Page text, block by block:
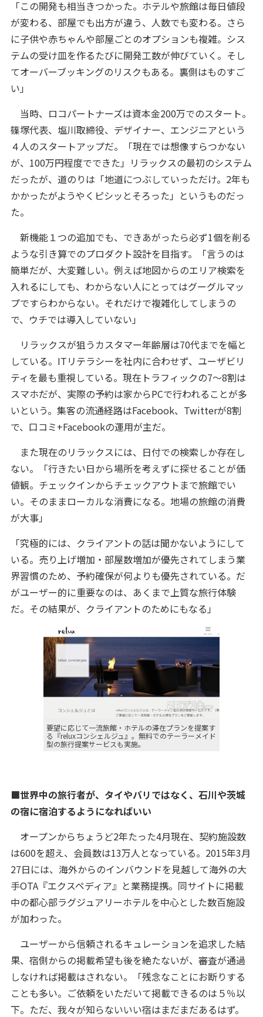
「この開発も相当きつかった。ホテルや旅館は毎日値段
が変わる、部屋でも出方が違う、人数でも変わる。さら
に子供や赤ちゃんや部屋ごとのオプションも複雑。シス
テムの受け皿を作るたびに開発工数が伸びていく。そし
てオーバーブッキングのリスクもある。裏側はものすご
い」
当時、ロコパートナーズは資本金200万でのスタート。
篠塚代表、塩川取締役、デザイナー、エンジニアという
４人のスタートアップだ。「現在では想像すらつかない
が、100万円程度でできた」リラックスの最初のシステム
だったが、道のりは「地道につぶしていっただけ。2年も
かかったがようやくピシッとそろった」というものだっ
た。
新機能１つの追加でも、できあがったら必ず1個を削る
ような引き算でのプロダクト設計を目指す。「言うのは
簡単だが、大変難しい。例えば地図からのエリア検索を
入れるにしても、わからない人にとってはグーグルマッ
プですらわからない。それだけで複雑化してしまうの
で、ウチでは導入していない」
リラックスが狙うカスタマー年齢層は70代までを幅と
している。ITリテラシーを社内に合わせず、ユーザビリ
ティを最も重視している。現在トラフィックの7～8割は
スマホだが、実際の予約は家からPCで行われることが多
いという。集客の流通経路はFacebook、Twitterが8割
で、口コミ+Facebookの運用が主だ。
また現在のリラックスには、日付での検索しか存在し
ない。「行きたい日から場所を考えずに探せることが価
値観。チェックインからチェックアウトまで旅館でい
い。そのままローカルな消費になる。地場の旅館の消費
が大事」
「究極的には、クライアントの話は聞かないようにして
いる。売り上げ増加・部屋数増加が優先されてしまう業
界習慣のため、予約確保が何よりも優先されている。だ
がユーザー的に重要なのは、あくまで上質な旅行体験
だ。その結果が、クライアントのためにもなる」
要望に応じて一流旅館・ホテルの滞在プランを提案す
る『reluxコンシェルジュ』。無料でのテーラーメイド
型の旅行提案サービスも実施。
■世界中の旅行者が、タイやバリではなく、石川や茨城
の宿に宿泊するようになればいい
オープンからちょうど2年たった4月現在、契約施設数
は600を超え、会員数は13万人となっている。2015年3月
27日には、海外からのインバウンドを見越して海外の大
手OTA『エクスペディア』と業務提携。同サイトに掲載
中の都心部ラグジュアリーホテルを中心とした数百施設
が加わった。
ユーザーから信頼されるキュレーションを追求した結
果、宿側からの掲載希望も後を絶たないが、審査が通過
しなければ掲載はされない。「残念なことにお断りする
ことも多い。ご依頼をいただいて掲載できるのは５％以
下。ただ、我々が知らないいい宿はまだまだあるはず。